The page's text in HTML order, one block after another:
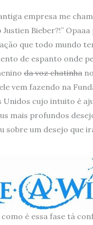
empresa me
Bieber?!”
que todo mundo
de espanto onde
da voz chatinha
vem fazendo na
cujo intuito é
mais profundos
sobre um desejo que
é essa fase tá